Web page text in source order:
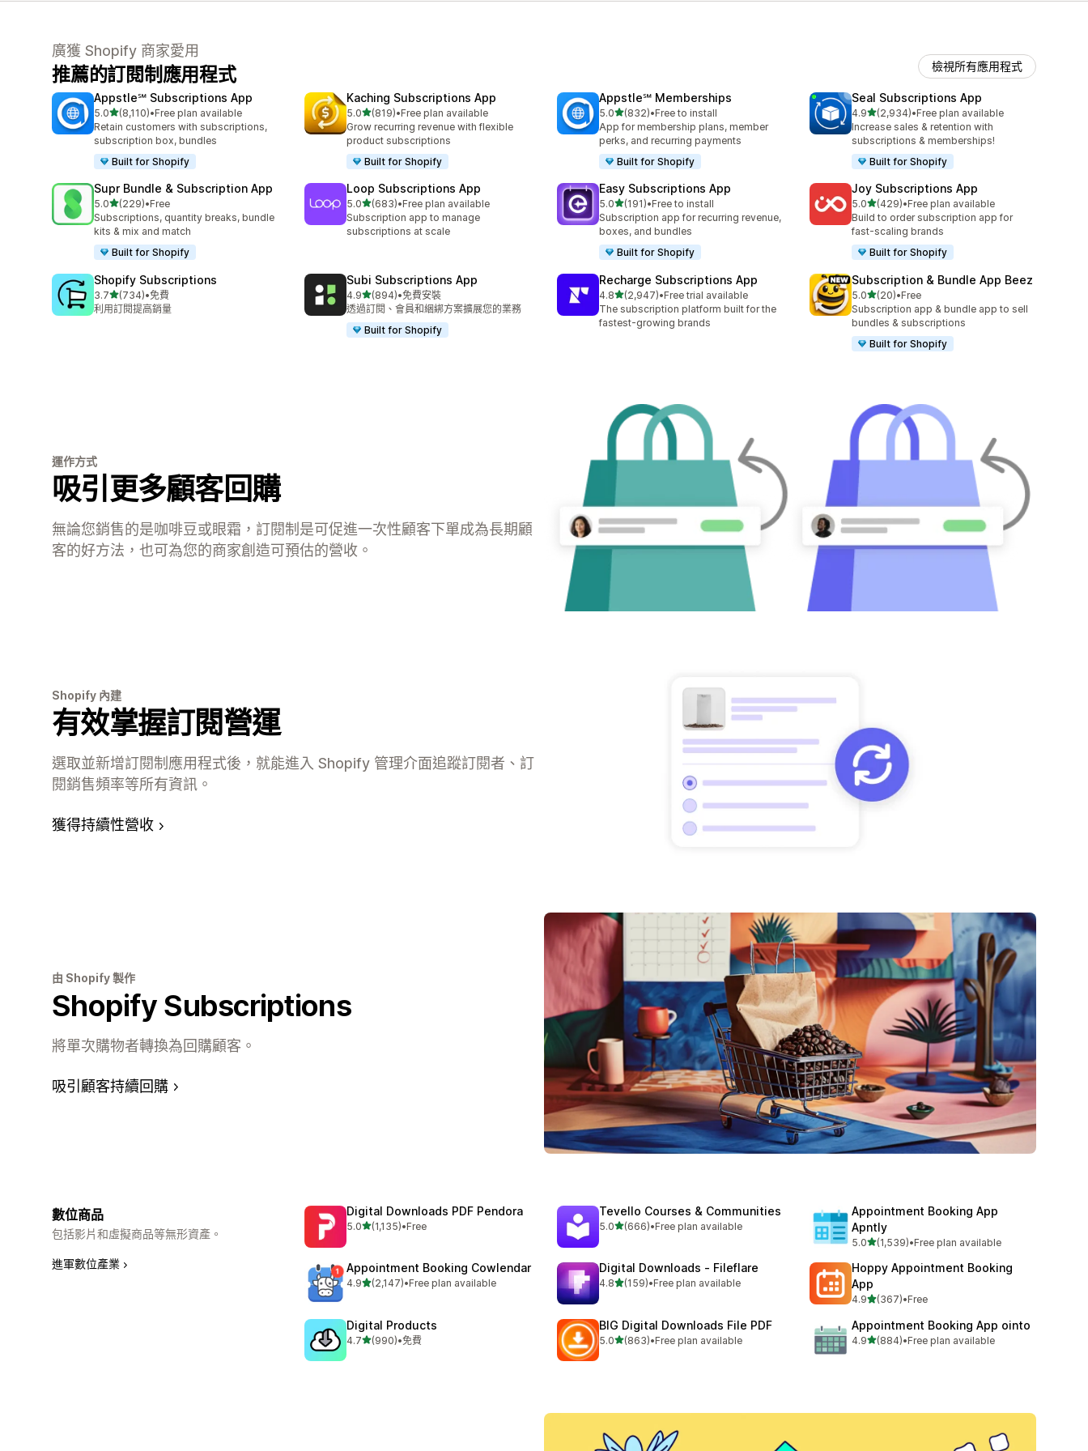
廣獲 Shopify 商家愛用
推薦的訂閱制應用程式 檢視所有應用程式
Appstle℠ Subscriptions App
5.0滿分 5 顆星
(8,110)
共有 8110 則評價
•Free plan available
Retain customers with subscriptions,
subscription box, bundles
Built for Shopify
Kaching Subscriptions App
5.0滿分 5 顆星
(819)
共有 819 則評價
•Free plan available
Grow recurring revenue with flexible
product subscriptions
Built for Shopify
Appstle℠ Memberships
5.0滿分 5 顆星
(832)
共有 832 則評價
•Free to install
App for membership plans, member
perks, and recurring payments
Built for Shopify
Seal Subscriptions App
4.9滿分 5 顆星
(2,934)
共有 2934 則評價
•Free plan available
Increase sales & retention with
subscriptions & memberships!
Built for Shopify
Supr Bundle & Subscription App
5.0滿分 5 顆星
(229)
共有 229 則評價
•Free
Subscriptions, quantity breaks, bundle
kits & mix and match
Built for Shopify
Loop Subscriptions App
5.0滿分 5 顆星
(683)
共有 683 則評價
•Free plan available
Subscription app to manage
subscriptions at scale
Easy Subscriptions App
5.0滿分 5 顆星
(191)
共有 191 則評價
•Free to install
Subscription app for recurring revenue,
boxes, and bundles
Built for Shopify
Joy Subscriptions App
5.0滿分 5 顆星
(429)
共有 429 則評價
•Free plan available
Build to order subscription app for
fast-scaling brands
Built for Shopify
Shopify Subscriptions
3.7滿分 5 顆星
(734)
共有 734 則評價
•免費
利用訂閱提高銷量
Subi Subscriptions App
4.9滿分 5 顆星
(894)
共有 894 則評價
•免費安裝
透過訂閱、會員和綑綁方案擴展您的業務
Built for Shopify
Recharge Subscriptions App
4.8滿分 5 顆星
(2,947)
共有 2947 則評價
•Free trial available
The subscription platform built for the
fastest-growing brands
Subscription & Bundle App Beez
5.0滿分 5 顆星
(20)
共有 20 則評價
•Free
Subscription app & bundle app to sell
bundles & subscriptions
Built for Shopify
運作方式
吸引更多顧客回購
無論您銷售的是咖啡豆或眼霜，訂閱制是可促進一次性顧客下單成為長期顧
客的好方法，也可為您的商家創造可預估的營收。
Shopify 內建
有效掌握訂閱營運
選取並新增訂閱制應用程式後，就能進入 Shopify 管理介面追蹤訂閱者、訂
閱銷售頻率等所有資訊。
獲得持續性營收
由 Shopify 製作
Shopify Subscriptions
將單次購物者轉換為回購顧客。
吸引顧客持續回購
數位商品
包括影片和虛擬商品等無形資產。
進軍數位產業
Digital Downloads PDF Pendora
5.0滿分 5 顆星
(1,135)
共有 1135 則評價
•Free
Tevello Courses & Communities
5.0滿分 5 顆星
(666)
共有 666 則評價
•Free plan available
Appointment Booking App
Apntly
5.0滿分 5 顆星
(1,539)
共有 1539 則評價
•Free plan available
Appointment Booking Cowlendar
4.9滿分 5 顆星
(2,147)
共有 2147 則評價
•Free plan available
Digital Downloads ‑ Fileflare
4.8滿分 5 顆星
(159)
共有 159 則評價
•Free plan available
Hoppy Appointment Booking
App
4.9滿分 5 顆星
(367)
共有 367 則評價
•Free
Digital Products
4.7滿分 5 顆星
(990)
共有 990 則評價
•免費
BIG Digital Downloads File PDF
5.0滿分 5 顆星
(863)
共有 863 則評價
•Free plan available
Appointment Booking App ointo
4.9滿分 5 顆星
(884)
共有 884 則評價
•Free plan available